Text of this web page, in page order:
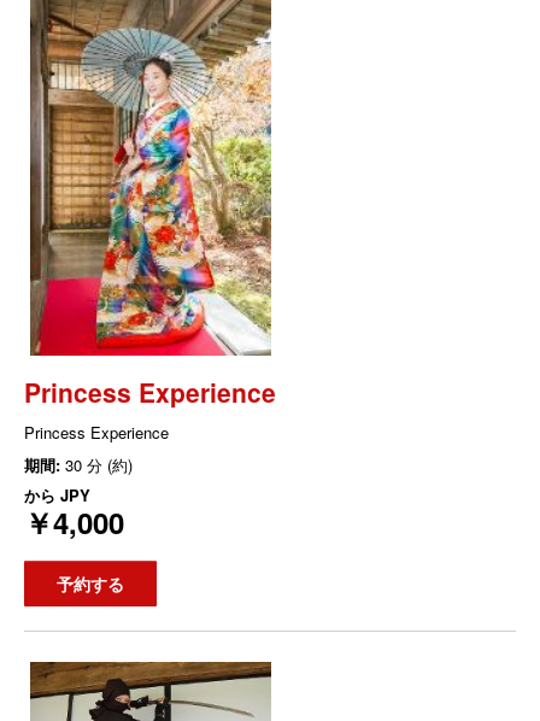
Princess Experience
Princess Experience
期間: 30 分 (約)
から JPY
￥4,000
予約する